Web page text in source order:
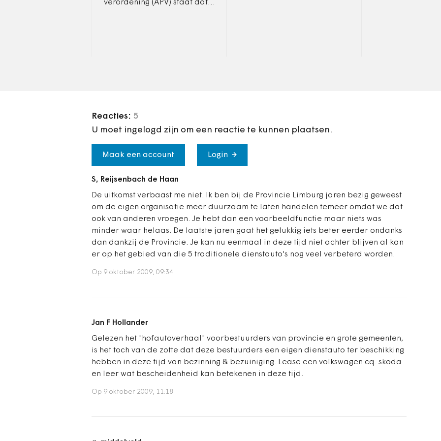
verordening (APV) staat dat
Reacties: 5
U moet ingelogd zijn om een reactie te kunnen plaatsen.
Maak een account Login
S, Reijsenbach de Haan
De uitkomst verbaast me niet. Ik ben bij de Provincie Limburg jaren bezig geweest
om de eigen organisatie meer duurzaam te laten handelen temeer omdat we dat
ook van anderen vroegen. Je hebt dan een voorbeeldfunctie maar niets was
minder waar helaas. De laatste jaren gaat het gelukkig iets beter eerder ondanks
dan dankzij de Provincie. Je kan nu eenmaal in deze tijd niet achter blijven al kan
er op het gebied van die 5 traditionele dienstauto's nog veel verbeterd worden.
Op 9 oktober 2009, 09:34
Jan F Hollander
Gelezen het "hofautoverhaal" voorbestuurders van provincie en grote gemeenten,
is het toch van de zotte dat deze bestuurders een eigen dienstauto ter beschikking
hebben in deze tijd van bezinning & bezuiniging. Lease een volkswagen cq. skoda
en leer wat bescheidenheid kan betekenen in deze tijd.
Op 9 oktober 2009, 11:18